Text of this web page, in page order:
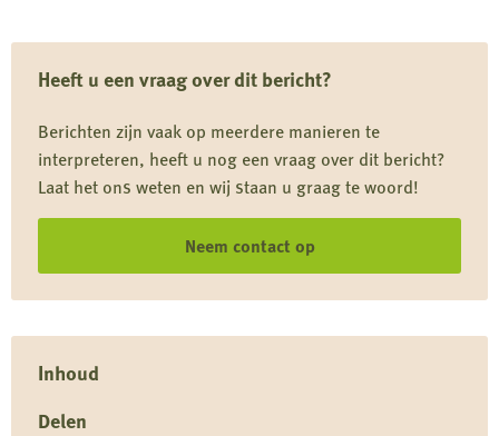
Heeft u een vraag over dit bericht?
Berichten zijn vaak op meerdere manieren te
interpreteren, heeft u nog een vraag over dit bericht?
Laat het ons weten en wij staan u graag te woord!
Neem contact op
Inhoud
Delen
over
Toxocara
wilde
Limburg